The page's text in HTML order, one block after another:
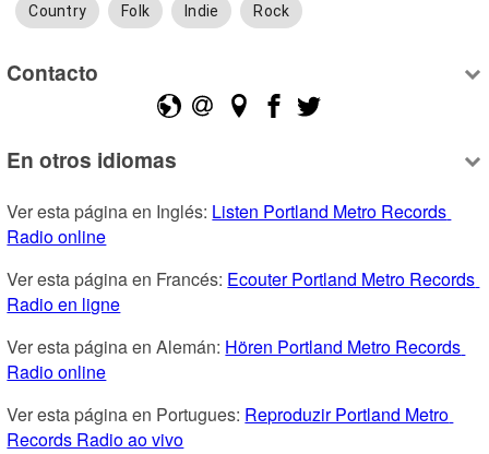
Country Folk Indie Rock
Contacto
En otros idiomas
Ver esta página en Inglés: Listen Portland Metro Records
Radio online
Ver esta página en Francés: Ecouter Portland Metro Records
Radio en ligne
Ver esta página en Alemán: Hören Portland Metro Records
Radio online
Ver esta página en Portugues: Reproduzir Portland Metro
Records Radio ao vivo